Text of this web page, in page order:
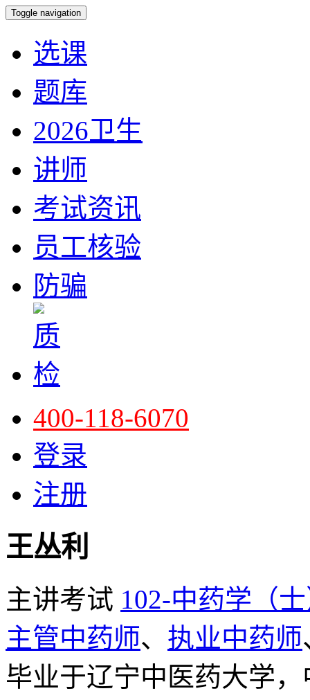
Toggle navigation
选课
题库
2026卫生
讲师
考试资讯
员工核验
防骗
400-118-6070
登录
注册
王丛利
主讲考试 102-中药学（
主管中药师、 执业中药师
毕业于辽宁中医药大学